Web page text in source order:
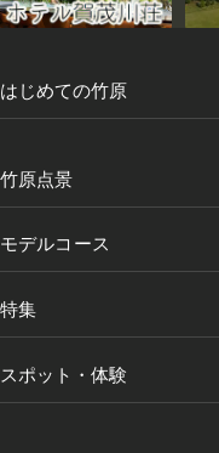
はじめての竹原
竹原点景
モデルコース
特集
スポット・体験